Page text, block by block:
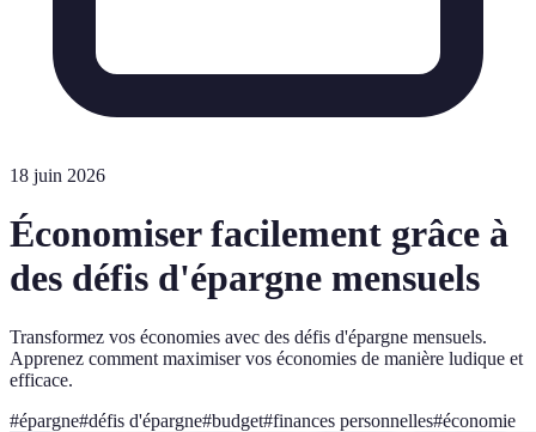
18 juin 2026
Économiser facilement grâce à
des défis d'épargne mensuels
Transformez vos économies avec des défis d'épargne mensuels.
Apprenez comment maximiser vos économies de manière ludique et
efficace.
#épargne#défis d'épargne#budget#finances personnelles#économie